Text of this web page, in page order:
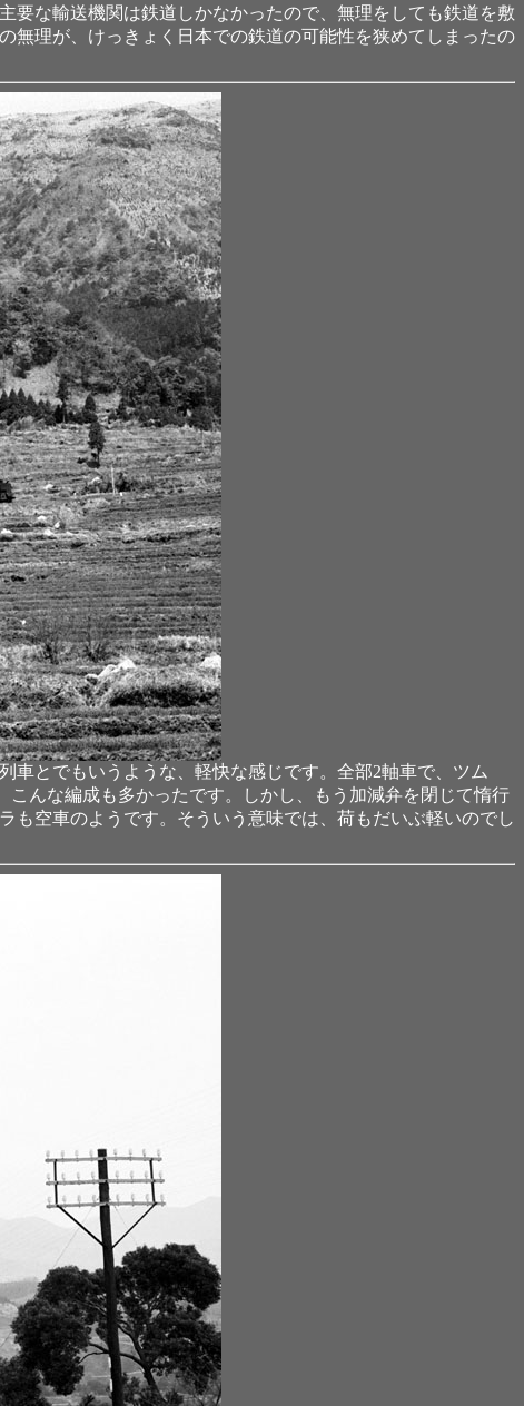
要な輸送機関は鉄道しかなかったので、無理をしても鉄道を敷
無理が、けっきょく日本での鉄道の可能性を狭めてしまったの
車とでもいうような、軽快な感じです。全部2軸車で、ツム
んな編成も多かったです。しかし、もう加減弁を閉じて惰行
も空車のようです。そういう意味では、荷もだいぶ軽いのでし